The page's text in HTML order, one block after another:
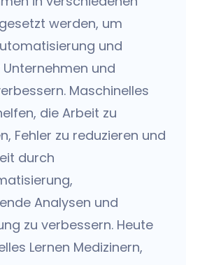
werden, um
und
Unternehmen und
Maschinelles
die Arbeit zu
Fehler zu reduzieren und
durch
Analysen und
zu verbessern. Heute
Lernen Medizinern,